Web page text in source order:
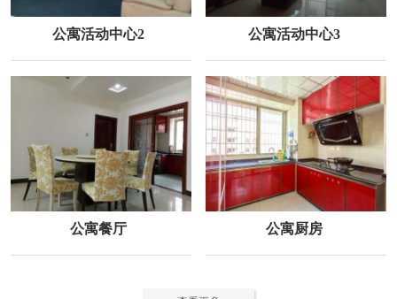
公寓活动中心2 公寓活动中心3
公寓餐厅 公寓厨房